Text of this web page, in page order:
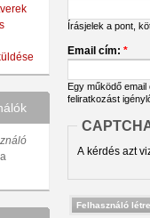
Írásjelek a pont,
Email cím: *
Egy működő
feliratkozást
A kérdés azt